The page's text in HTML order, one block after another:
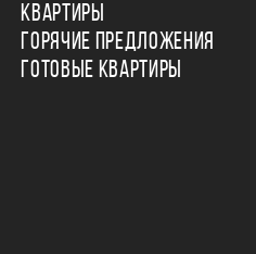
КВАРТИРЫ
ГОРЯЧИЕ ПРЕДЛОЖЕНИЯ
ГОТОВЫЕ КВАРТИРЫ